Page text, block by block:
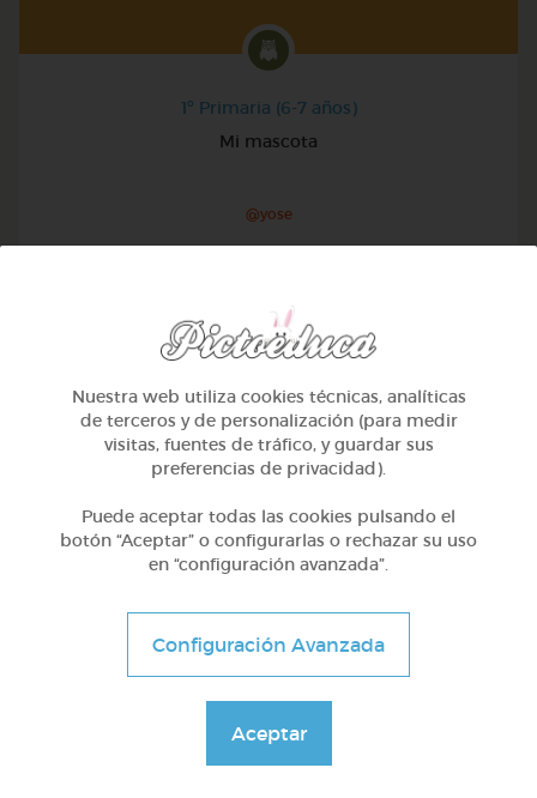
1º Primaria (6-7 años)
Mi mascota
@yose
1º Primaria (6-7 años)
Conociendo nuestro cuerpo
Nuestra web utiliza cookies técnicas, analíticas
de terceros y de personalización (para medir
visitas, fuentes de tráfico, y guardar sus
preferencias de privacidad).
Puede aceptar todas las cookies pulsando el
botón “Aceptar” o configurarlas o rechazar su uso
en “configuración avanzada”.
Configuración Avanzada
Aceptar